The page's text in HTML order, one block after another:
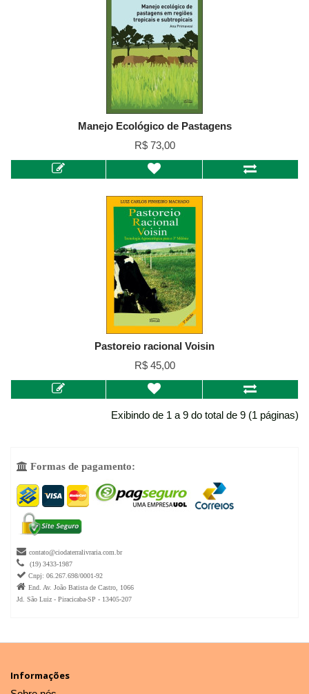
Manejo Ecológico de Pastagens
R$ 73,00
Pastoreio racional Voisin
R$ 45,00
Exibindo de 1 a 9 do total de 9 (1 páginas)
 Formas de pagamento:
 contato@ciodaterralivraria.com.br
 (19) 3433-1987
 Cnpj: 06.267.698/0001-92
 End. Av. João Batista de Castro, 1066
Jd. São Luiz - Piracicaba-SP - 13405-207
Informações